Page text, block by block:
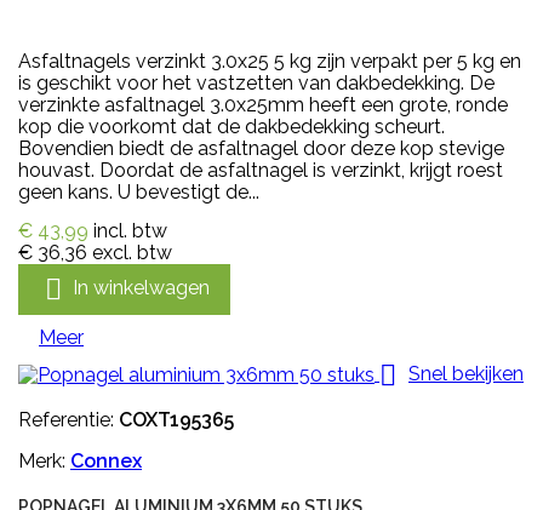
Asfaltnagels verzinkt 3.0x25 5 kg zijn verpakt per 5 kg en
is geschikt voor het vastzetten van dakbedekking. De
verzinkte asfaltnagel 3.0x25mm heeft een grote, ronde
kop die voorkomt dat de dakbedekking scheurt.
Bovendien biedt de asfaltnagel door deze kop stevige
houvast. Doordat de asfaltnagel is verzinkt, krijgt roest
geen kans. U bevestigt de...
€ 43,99 incl. btw
€ 36,36 excl. btw
 In winkelwagen
Meer
 Snel bekijken
Referentie: COXT195365
Merk: Connex
POPNAGEL ALUMINIUM 3X6MM 50 STUKS